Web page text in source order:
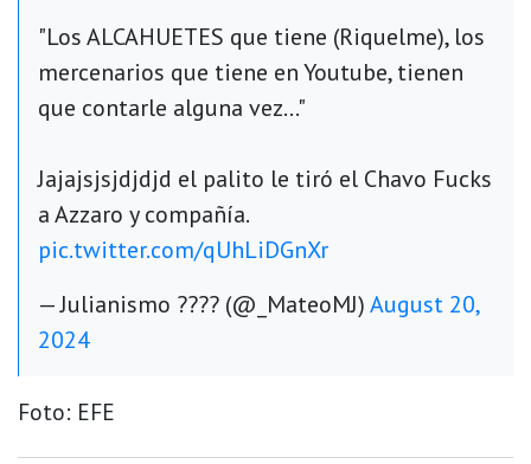
"Los ALCAHUETES que tiene (Riquelme), los
mercenarios que tiene en Youtube, tienen
que contarle alguna vez..."
Jajajsjsjdjdjd el palito le tiró el Chavo Fucks
a Azzaro y compañía.
pic.twitter.com/qUhLiDGnXr
— Julianismo ???? (@_MateoMJ)August 20,
2024
Foto: EFE